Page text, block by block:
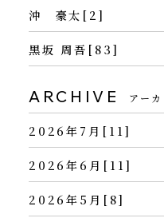
沖 豪太[2]
黒坂 周吾[83]
ARCHIVE アー
2026年7月[11]
2026年6月[11]
2026年5月[8]